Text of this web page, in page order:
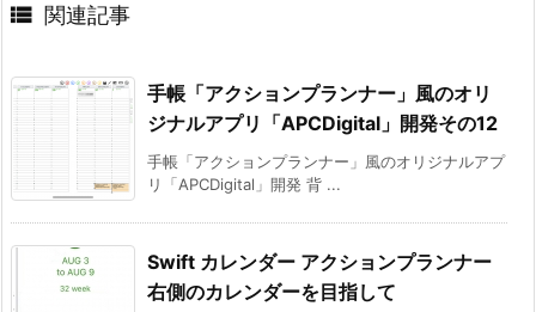
 関連記事
手帳「アクションプランナー」風のオリ
ジナルアプリ「APCDigital」開発その12
手帳「アクションプランナー」風のオリジナルアプ
リ「APCDigital」開発 背 ...
Swift カレンダー アクションプランナー
右側のカレンダーを目指して